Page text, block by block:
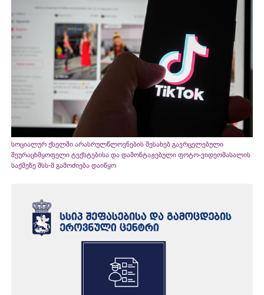
სოციალურ ქსელში არასრულწლოვნების შესახებ გავრცელებული
შეურაცხმყოფელი ტექსტებისა და დამონტაჟებული ფოტო-ვიდეომასალის
საქმეზე შსს-მ გამოძიება დაიწყო